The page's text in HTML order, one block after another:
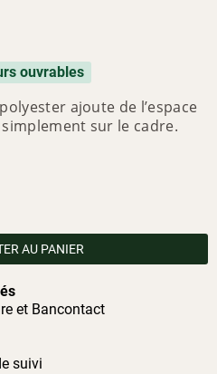
ouvrables
ajoute de l’espace
sur le cadre.
AU PANIER
et Bancontact
suivi